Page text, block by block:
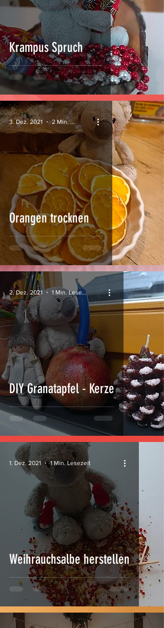
Krampus Spruch
Orangen trocknen
3. Dez. 2021 2 Min. Lesezeit
DIY Granatapfel - Kerze
2. Dez. 2021 1 Min. Lesezeit
Weihrauchsalbe herstellen
1. Dez. 2021 1 Min. Lesezeit